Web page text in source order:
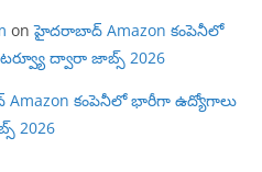
onహైదరాబాద్ Amazon కంపెనీలో
ద్వారా జాబ్స్ 2026
కంపెనీలో భారీగా ఉద్యోగాలు
2026